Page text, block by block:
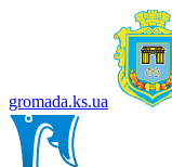
gromada.ks.ua